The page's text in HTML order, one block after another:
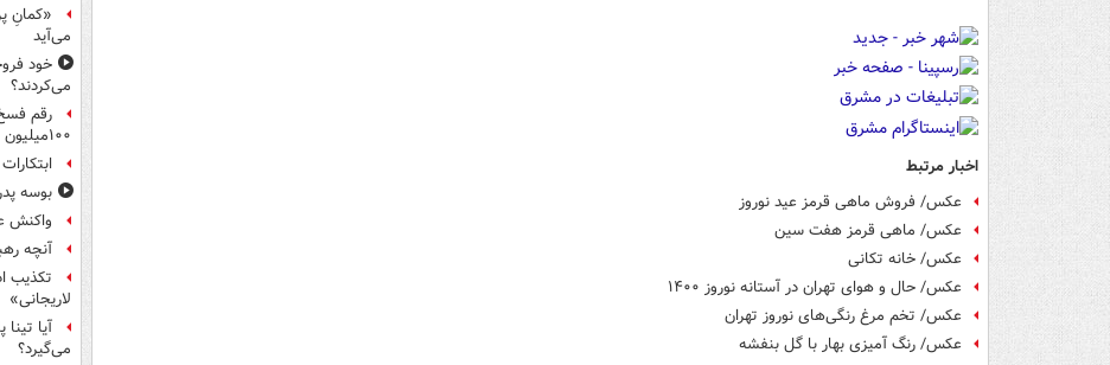
اخبار مرتبط
عکس/ فروش ماهی قرمز عید نوروز
عکس/ ماهی قرمز هفت سین
عکس/ خانه تکانی
عکس/ حال و هوای تهران در آستانه نوروز ۱۴۰۰
عکس/ تخم مرغ رنگی‌های نوروز تهران
عکس/ رنگ آمیزی بهار با گل بنفشه
«کمانِ
می‌آید
خود
می‌کردند؟
رقم فسخ
۱۰۰میلیون تومان!
بوسه‌
واکنش
آنچه
تکذیب
لاریجانی»
آیا
می‌گیرد؟